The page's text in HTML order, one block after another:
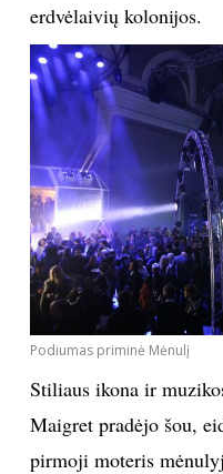
erdvėlaivių kolonijos.
Podiumas priminė Mėnulį
Stiliaus ikona ir
Maigret pradėjo šou,
pirmoji moteris